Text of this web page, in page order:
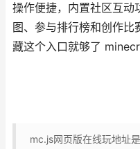
操作便捷，内置社区互动
图、参与排行榜和创作
藏这个入口就够了
mc.js网页版在线玩地址